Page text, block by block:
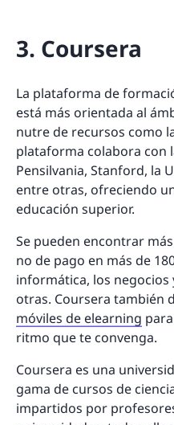
3. Coursera
La plataforma de
está más orientada al
nutre de recursos como
plataforma colabora con
Pensilvania, Stanford, la
entre otras, ofreciendo
educación superior.
Se pueden encontrar
no de pago en más de
informática, los negocios
otras. Coursera también
móviles de elearning
ritmo que te convenga.
Coursera es una
gama de cursos de
impartidos por